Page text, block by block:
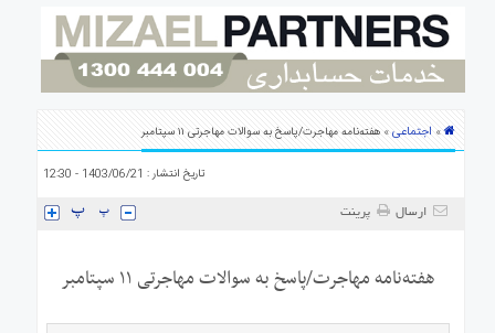
استرالیا
ارتباط» اجتماعی» هفته‌نامه مهاجرت/پاسخ به سوالات مهاجرتی ۱۱ سپتامبر
تاریخ انتشار : 1403/06/21 - 12:30
ارسال پرینت
هفته‌نامه مهاجرت/پاسخ به سوالات مهاجرتی ۱۱ سپتامبر